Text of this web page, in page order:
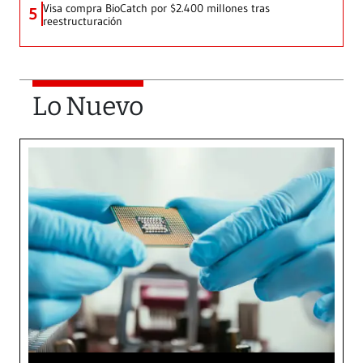
5 Visa compra BioCatch por $2.400 millones tras
reestructuración
Lo Nuevo